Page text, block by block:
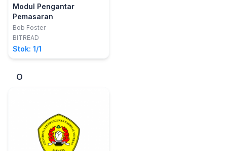
Modul Pengantar
Pemasaran
Bob Foster
BITREAD
Stok: 1/1
O